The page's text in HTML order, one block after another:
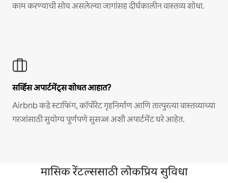
काम करण्याची सोय असलेल्या जागांसह दीर्घकालीन वास्तव्य शोधा.
सर्व्हिस अपार्टमेंट्स शोधत आहात?
Airbnb कडे स्टाफिंग, कॉर्पोरेट गृहनिर्माण आणि तात्पुरत्या वास्तव्याच्या
गरजांसाठी सुयोग्य पूर्णपणे सुसज्ज अशी अपार्टमेंट घरे आहेत.
मासिक रेंटल्ससाठी लोकप्रिय सुविधा